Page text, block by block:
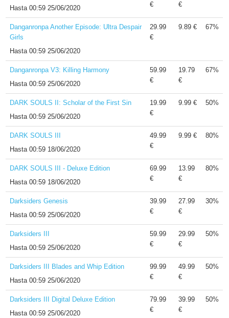
Hasta00:59 25/06/2020
€
€
Danganronpa Another Episode: Ultra Despair
Girls
Hasta00:59 25/06/2020
29.99
€
9.89 € 67%
Danganronpa V3: Killing Harmony
Hasta00:59 25/06/2020
59.99
€
19.79
€
67%
DARK SOULS II: Scholar of the First Sin
Hasta00:59 25/06/2020
19.99
€
9.99 € 50%
DARK SOULS III
Hasta00:59 18/06/2020
49.99
€
9.99 € 80%
DARK SOULS III - Deluxe Edition
Hasta00:59 18/06/2020
69.99
€
13.99
€
80%
Darksiders Genesis
Hasta00:59 25/06/2020
39.99
€
27.99
€
30%
Darksiders III
Hasta00:59 25/06/2020
59.99
€
29.99
€
50%
Darksiders III Blades and Whip Edition
Hasta00:59 25/06/2020
99.99
€
49.99
€
50%
Darksiders III Digital Deluxe Edition
Hasta00:59 25/06/2020
79.99
€
39.99
€
50%